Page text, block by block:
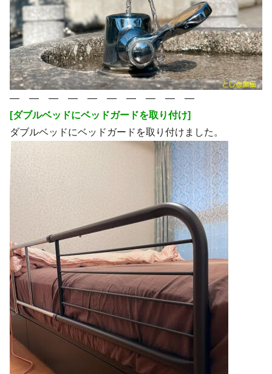
― ― ― ― ― ― ― ― ― ―
[ダブルベッドにベッドガードを取り付け]
ダブルベッドにベッドガードを取り付けました。